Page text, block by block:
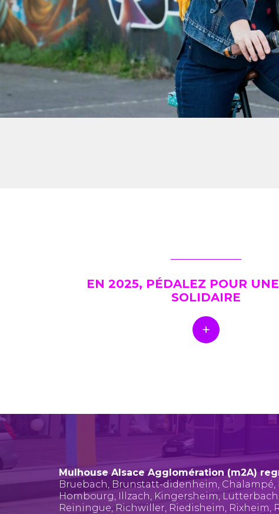
EN 2025, PÉDALEZ POUR
SOLIDAIRE
Mulhouse Alsace Agglomération (m2A)
Bruebach, Brunstatt-didenheim, Chalampé,
Hombourg, Illzach, Kingersheim, Lutterbach
Reiningue, Richwiller, Riedisheim, Rixheim,